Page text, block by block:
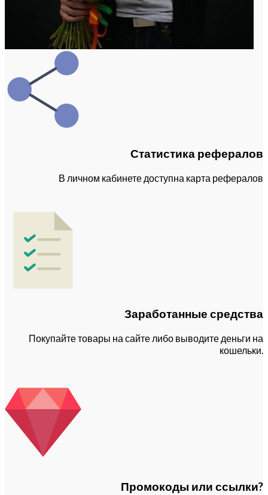
Статистика рефералов
В личном кабинете доступна карта рефералов
Заработанные средства
Покупайте товары на сайте либо выводите деньги на
кошельки.
Промокоды или ссылки?